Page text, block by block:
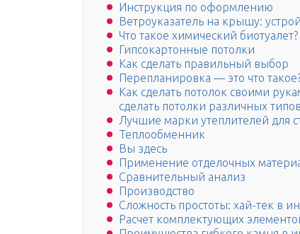
Инструкция по оформлению
Ветроуказатель на крышу:
Что такое химический биотуалет?
Гипсокартонные потолки
Как сделать правильный выбор
Перепланировка — это что
Как сделать потолок своими
сделать потолки различных типов
Лучшие марки утеплителей для
Теплообменник
Вы здесь
Применение отделочных
Сравнительный анализ
Производство
Сложность простоты: хай-тек в
Расчет комплектующих